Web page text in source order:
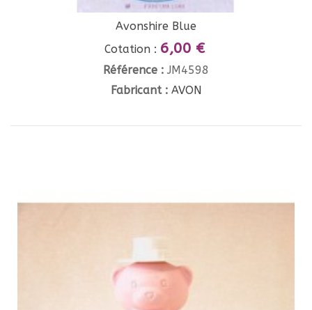
Avonshire Blue
Cotation : 6,00 €
Référence : JM4598
Fabricant : AVON